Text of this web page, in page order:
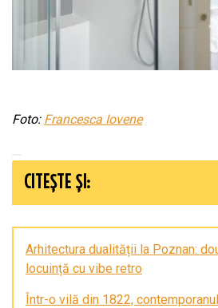
Foto: Francesca Iovene
CITEȘTE ȘI:
Arhitectura dualității la Poznan:
locuință cu vibe retro
Într-o vilă din 1822,